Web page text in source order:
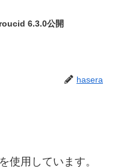
6.3.0公開
hasera
使用しています。